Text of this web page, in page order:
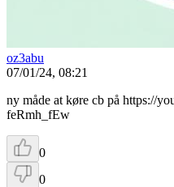
oz3abu
07/01/24, 08:21
ny måde at køre cb på https://
feRmh_fEw
0
0